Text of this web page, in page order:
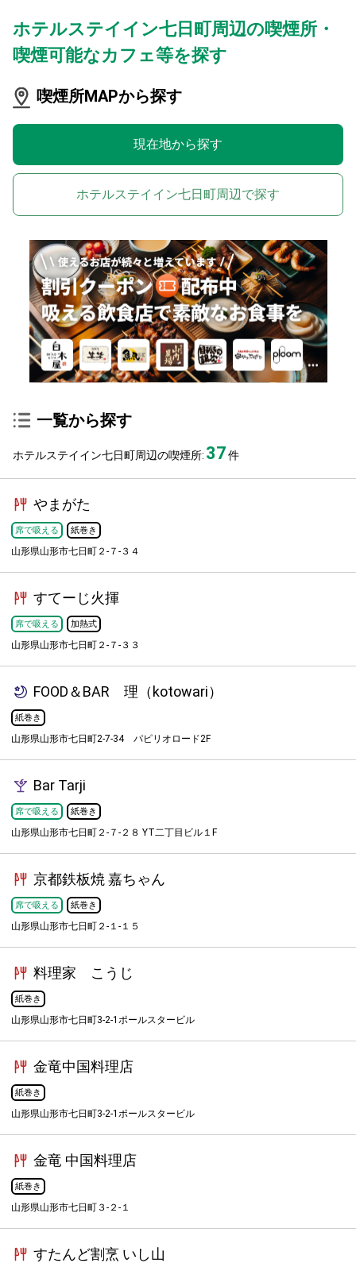
ホテルステイイン七日町周辺の喫煙所・
喫煙可能なカフェ等を探す
喫煙所MAPから探す
現在地から探す
ホテルステイイン七日町周辺で探す
一覧から探す
ホテルステイイン七日町周辺の喫煙所: 37件
やまがた
席で吸える 紙巻き
山形県山形市七日町２-７-３４
すてーじ火揮
席で吸える 加熱式
山形県山形市七日町２-７-３３
FOOD＆BAR 理（kotowari）
紙巻き
山形県山形市七日町2-7-34 パピリオロード2F
Bar Tarji
席で吸える 紙巻き
山形県山形市七日町２-７-２８ YT二丁目ビル１F
京都鉄板焼 嘉ちゃん
席で吸える 紙巻き
山形県山形市七日町２-１-１５
料理家 こうじ
紙巻き
山形県山形市七日町3-2-1ポールスタービル
金竜中国料理店
紙巻き
山形県山形市七日町3-2-1ポールスタービル
金竜 中国料理店
紙巻き
山形県山形市七日町３-２-１
すたんど割烹 いし山